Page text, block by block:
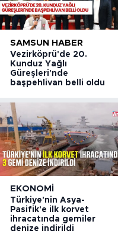
SAMSUN HABER
Vezirköprü'de 20.
Kunduz Yağlı
Güreşleri'nde
başpehlivan belli oldu
EKONOMI
Türkiye'nin Asya-
Pasifik'e ilk korvet
ihracatında gemiler
denize indirildi